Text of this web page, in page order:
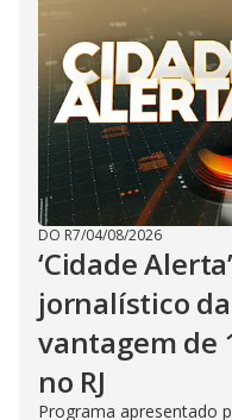
DO R7/04/08/2026
‘Cidade
jornalístico
vantagem de
no RJ
Programa apresentado